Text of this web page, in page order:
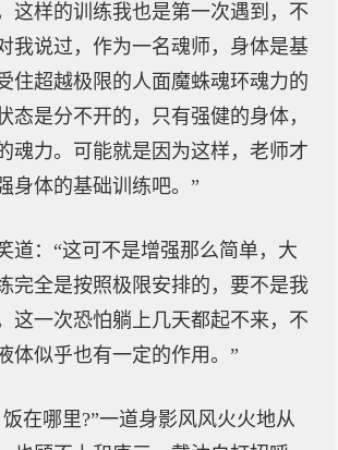
这样的训练我也是第一次遇到，不
我说过，作为一名魂师，身体是基
住超越极限的人面魔蛛魂环魂力的
态是分不开的，只有强健的身体，
魂力。可能就是因为这样，老师才
身体的基础训练吧。”
道：“这可不是增强那么简单，大
完全是按照极限安排的，要不是我
这一次恐怕躺上几天都起不来，不
体似乎也有一定的作用。”
在哪里?”一道身影风风火火地从